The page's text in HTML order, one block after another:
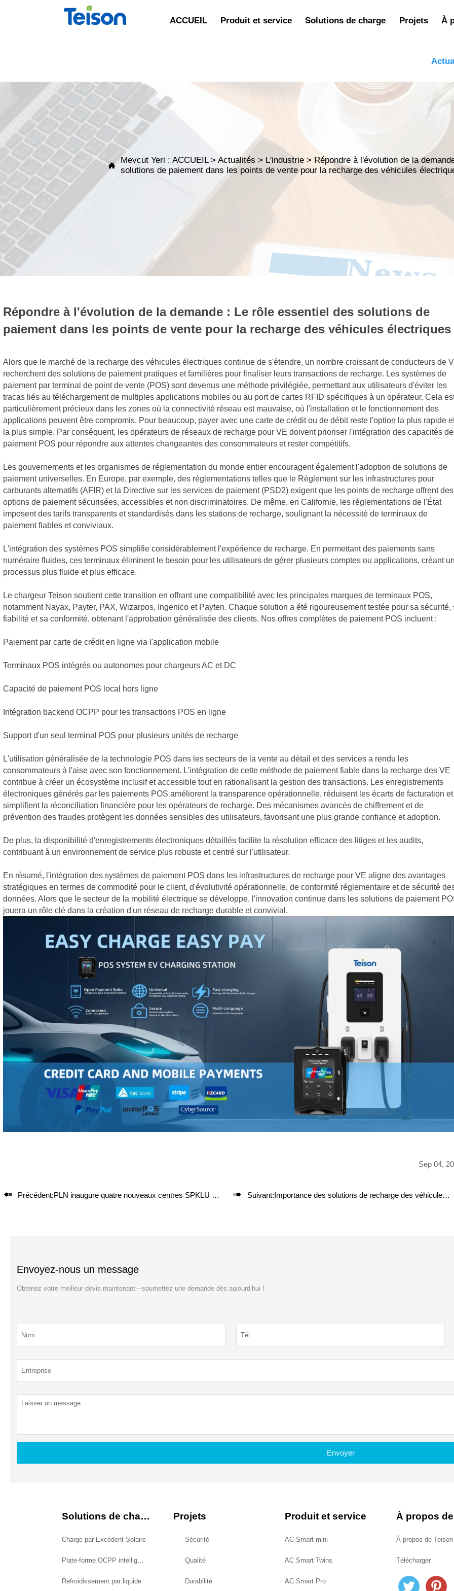
ACCUEIL Produit et service Solutions de charge Projets À

Mevcut Yeri :ACCUEIL>Actualités > L'industrie > Répondre à l'évolution de la
solutions de paiement dans les points de vente pour la recharge des véhicules
Répondre à l'évolution de la demande : Le rôle essentiel des solutions de
paiement dans les points de vente pour la recharge des véhicules électriques
Alors que le marché de la recharge des véhicules électriques continue de s'étendre, un nombre croissant de conducteurs de
recherchent des solutions de paiement pratiques et familières pour finaliser leurs transactions de recharge. Les systèmes de
paiement par terminal de point de vente (POS) sont devenus une méthode privilégiée, permettant aux utilisateurs d'éviter les
tracas liés au téléchargement de multiples applications mobiles ou au port de cartes RFID spécifiques à un opérateur. Cela
particulièrement précieux dans les zones où la connectivité réseau est mauvaise, où l'installation et le fonctionnement des
applications peuvent être compromis. Pour beaucoup, payer avec une carte de crédit ou de débit reste l'option la plus rapide
la plus simple. Par conséquent, les opérateurs de réseaux de recharge pour VE doivent prioriser l'intégration des capacités de
paiement POS pour répondre aux attentes changeantes des consommateurs et rester compétitifs.
Les gouvernements et les organismes de réglementation du monde entier encouragent également l'adoption de solutions de
paiement universelles. En Europe, par exemple, des réglementations telles que le Règlement sur les infrastructures pour
carburants alternatifs (AFIR) et la Directive sur les services de paiement (PSD2) exigent que les points de recharge offrent des
options de paiement sécurisées, accessibles et non discriminatoires. De même, en Californie, les réglementations de l'État
imposent des tarifs transparents et standardisés dans les stations de recharge, soulignant la nécessité de terminaux de
paiement fiables et conviviaux.
L'intégration des systèmes POS simplifie considérablement l'expérience de recharge. En permettant des paiements sans
numéraire fluides, ces terminaux éliminent le besoin pour les utilisateurs de gérer plusieurs comptes ou applications, créant
processus plus fluide et plus efficace.
Le chargeur Teison soutient cette transition en offrant une compatibilité avec les principales marques de terminaux POS,
notamment Nayax, Payter, PAX, Wizarpos, Ingenico et Payten. Chaque solution a été rigoureusement testée pour sa sécurité,
fiabilité et sa conformité, obtenant l'approbation généralisée des clients. Nos offres complètes de paiement POS incluent :
Paiement par carte de crédit en ligne via l'application mobile
Terminaux POS intégrés ou autonomes pour chargeurs AC et DC
Capacité de paiement POS local hors ligne
Intégration backend OCPP pour les transactions POS en ligne
Support d'un seul terminal POS pour plusieurs unités de recharge
L'utilisation généralisée de la technologie POS dans les secteurs de la vente au détail et des services a rendu les
consommateurs à l'aise avec son fonctionnement. L'intégration de cette méthode de paiement fiable dans la recharge des VE
contribue à créer un écosystème inclusif et accessible tout en rationalisant la gestion des transactions. Les enregistrements
électroniques générés par les paiements POS améliorent la transparence opérationnelle, réduisent les écarts de facturation et
simplifient la réconciliation financière pour les opérateurs de recharge. Des mécanismes avancés de chiffrement et de
prévention des fraudes protègent les données sensibles des utilisateurs, favorisant une plus grande confiance et adoption.
De plus, la disponibilité d'enregistrements électroniques détaillés facilite la résolution efficace des litiges et les audits,
contribuant à un environnement de service plus robuste et centré sur l'utilisateur.
En résumé, l'intégration des systèmes de paiement POS dans les infrastructures de recharge pour VE aligne des avantages
stratégiques en termes de commodité pour le client, d'évolutivité opérationnelle, de conformité réglementaire et de sécurité
données. Alors que le secteur de la mobilité électrique se développe, l'innovation continue dans les solutions de paiement
jouera un rôle clé dans la création d'un réseau de recharge durable et convivial.
Sep 04,
 Précédent:PLN inaugure quatre nouveaux centres SPKLU pour renforcer l'infrastructure de recharge des VE  Suivant:Importance des solutions de recharge des véhicules électriques pour les flottes
Envoyez-nous un message
Obtenez votre meilleur devis maintenant—soumettez une demande dès aujourd’hui !
Envoyer
Solutions de charge
Charge par Excédent Solaire
Plate-forme OCPP intelligente
Refroidissement par liquide
Projets
Sécurité
Qualité
Durabilité
Produit et service
AC Smart mini
AC Smart Twins
AC Smart Pro
À propos
À propos de Teison
Télécharger